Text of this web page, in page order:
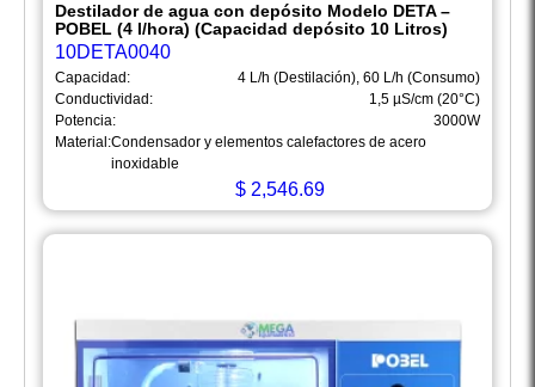
Destilador de agua con depósito Modelo DETA –
POBEL (4 l/hora) (Capacidad depósito 10 Litros)
10DETA0040
Capacidad:
4 L/h (Destilación), 60 L/h (Consumo)
Conductividad:
1,5 µS/cm (20°C)
Potencia:
3000W
Material:Condensador y elementos calefactores de acero
inoxidable
$2,546.69